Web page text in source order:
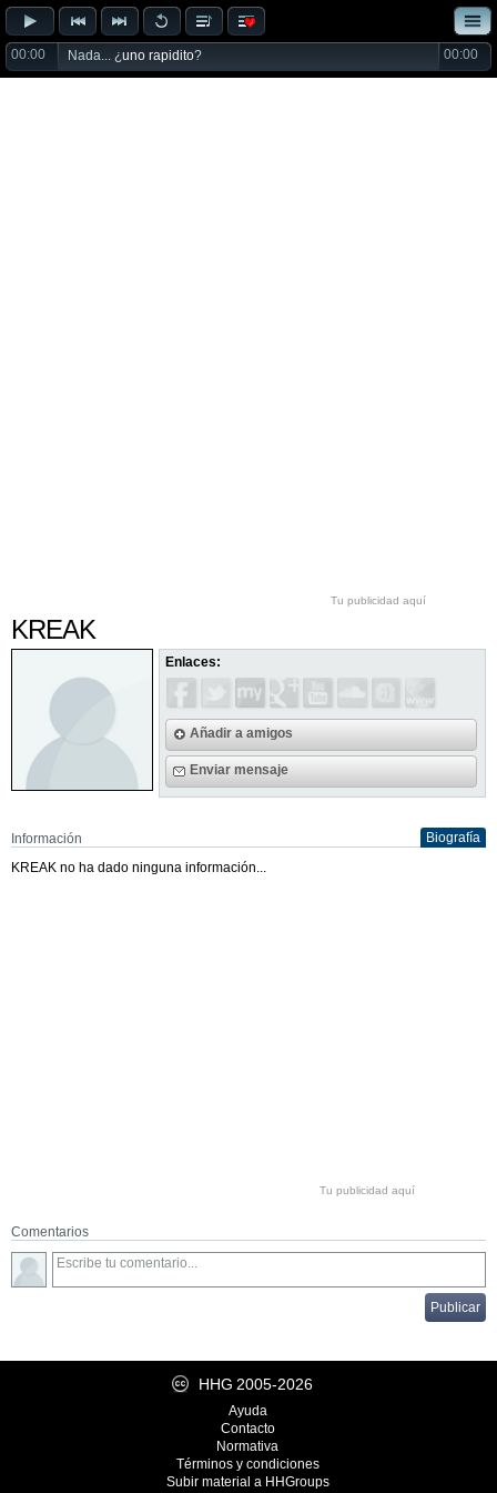
00:00 Nada... ¿uno rapidito? 00:00
Tu publicidad aquí
KREAK
Enlaces:
Añadir a amigos
Enviar mensaje
Información
Biografía
KREAK no ha dado ninguna información...
Tu publicidad aquí
Comentarios
HHG 2005-2026
Ayuda
Contacto
Normativa
Términos y condiciones
Subir material a HHGroups